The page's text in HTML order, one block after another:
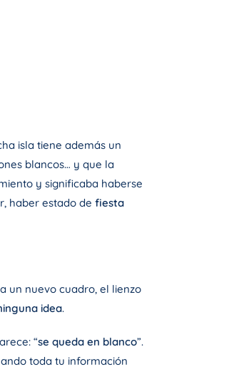
isla tiene además un
blancos… y que la
y significaba haberse
haber estado de fiesta
un nuevo cuadro, el lienzo
idea.
“se queda en blanco”.
toda tu información